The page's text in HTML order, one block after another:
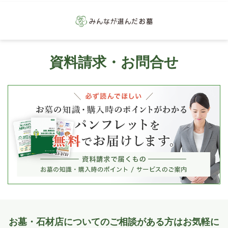
資料請求・お問合せ
お墓・石材店についてのご相談がある方はお気軽に